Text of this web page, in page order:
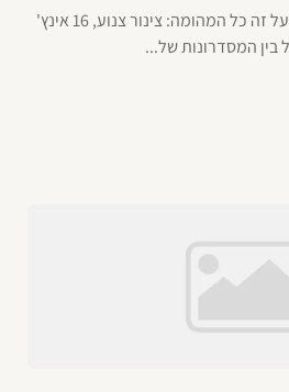
מבט ראשון, קשה להאמין שעל זה כל המהומה: צינור צנוע, 16 אינץ'
המסדרונות של...